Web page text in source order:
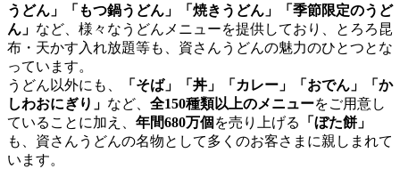
うどん」「もつ鍋うどん」「焼きうどん」「季節限定のうど
ん」 など、様々なうどんメニューを提供しており、とろろ昆
布・天かす入れ放題等も、資さんうどんの魅力のひとつとな
っています。
うどん以外にも、
「そば」「丼」「カレー」「おでん」「か
しわおにぎり」 など、 全150種類以上のメニューをご用意し
ていることに加え、 年間680万個 を売り上げる
「ぼた餅」
も、資さんうどんの名物として多くのお客さまに親しまれて
います。